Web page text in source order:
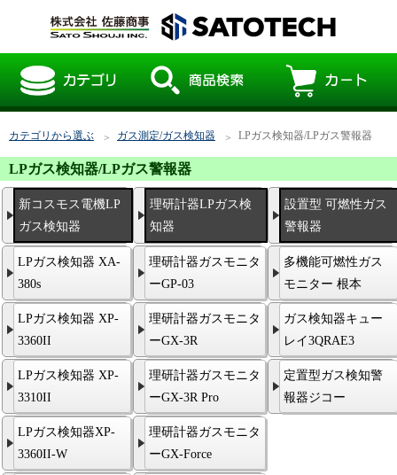
カテゴリから選ぶ ガス測定/ガス検知器 LPガス検知器/LPガス警報器
LPガス検知器/LPガス警報器
新コスモス電機LP
ガス検知器
LPガス検知器 XA-
380s
LPガス検知器 XP-
3360II
LPガス検知器 XP-
3310II
LPガス検知器XP-
3360II-W
理研計器LPガス検
知器
理研計器ガスモニタ
ーGP-03
理研計器ガスモニタ
ーGX-3R
理研計器ガスモニタ
ーGX-3R Pro
理研計器ガスモニタ
ーGX-Force
設置型 可燃性ガス
警報器
多機能可燃性ガス
モニター 根本
ガス検知器キュー
レイ3QRAE3
定置型ガス検知警
報器ジコー